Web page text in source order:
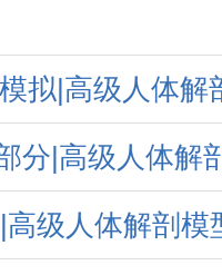
拟|高级人体解
分|高级人体解
级人体解剖模